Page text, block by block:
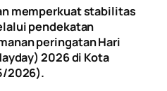
memperkuat stabilitas
pendekatan
peringatan Hari
2026 di Kota
2026).